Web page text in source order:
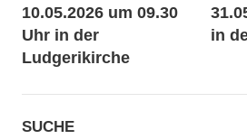
10.05.2026 um 09.30
Uhr in der
Ludgerikirche
in
SUCHE